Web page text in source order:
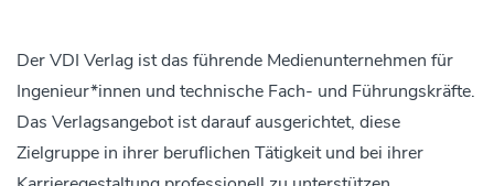
Der VDI Verlag ist das führende Medienunternehmen für
Ingenieur*innen und technische Fach- und Führungskräfte.
Das Verlagsangebot ist darauf ausgerichtet, diese
Zielgruppe in ihrer beruflichen Tätigkeit und bei ihrer